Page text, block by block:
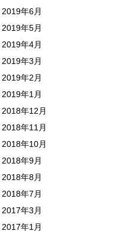
2019年6月
2019年5月
2019年4月
2019年3月
2019年2月
2019年1月
2018年12月
2018年11月
2018年10月
2018年9月
2018年8月
2018年7月
2017年3月
2017年1月